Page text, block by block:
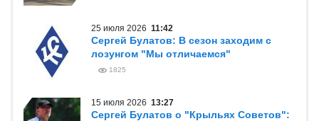
25 июля 2026 11:42
Сергей Булатов: В сезон заходим с
лозунгом "Мы отличаемся"
1825
15 июля 2026 13:27
Сергей Булатов о "Крыльях Советов":